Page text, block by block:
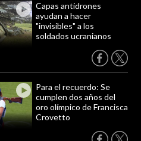
Capas antidrones
ayudan a hacer
"invisibles" a los
soldados ucranianos
Para el recuerdo: Se
cumplen dos años del
oro olímpico de Francisca
Crovetto